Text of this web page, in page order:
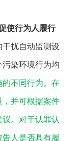
使行为人履行
扰自动监测设
染环境行为均
不同行为。在
，并可根据案件
。对于认罪认
人是否具有履